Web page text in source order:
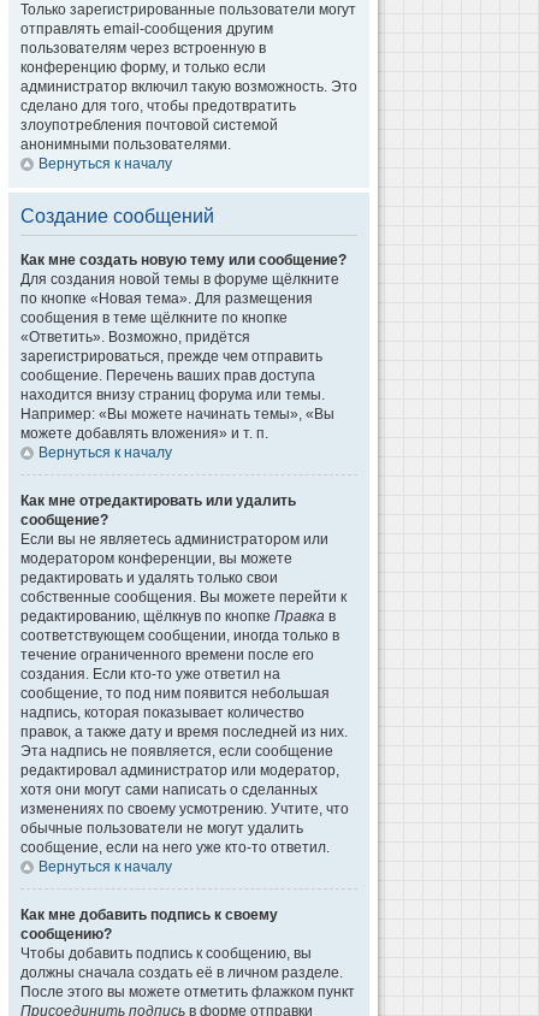
Только зарегистрированные пользователи могут
отправлять email-сообщения другим
пользователям через встроенную в
конференцию форму, и только если
администратор включил такую возможность. Это
сделано для того, чтобы предотвратить
злоупотребления почтовой системой
анонимными пользователями.
Вернуться к началу
Создание сообщений
Как мне создать новую тему или сообщение?
Для создания новой темы в форуме щёлкните
по кнопке «Новая тема». Для размещения
сообщения в теме щёлкните по кнопке
«Ответить». Возможно, придётся
зарегистрироваться, прежде чем отправить
сообщение. Перечень ваших прав доступа
находится внизу страниц форума или темы.
Например: «Вы можете начинать темы», «Вы
можете добавлять вложения» и т. п.
Вернуться к началу
Как мне отредактировать или удалить
сообщение?
Если вы не являетесь администратором или
модератором конференции, вы можете
редактировать и удалять только свои
собственные сообщения. Вы можете перейти к
редактированию, щёлкнув по кнопке Правка в
соответствующем сообщении, иногда только в
течение ограниченного времени после его
создания. Если кто-то уже ответил на
сообщение, то под ним появится небольшая
надпись, которая показывает количество
правок, а также дату и время последней из них.
Эта надпись не появляется, если сообщение
редактировал администратор или модератор,
хотя они могут сами написать о сделанных
изменениях по своему усмотрению. Учтите, что
обычные пользователи не могут удалить
сообщение, если на него уже кто-то ответил.
Вернуться к началу
Как мне добавить подпись к своему
сообщению?
Чтобы добавить подпись к сообщению, вы
должны сначала создать её в личном разделе.
После этого вы можете отметить флажком пункт
Присоединить подпись в форме отправки